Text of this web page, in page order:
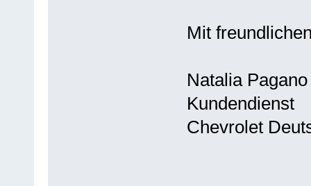
Mit
Natalia Pagano
Kundendienst
Chevrolet